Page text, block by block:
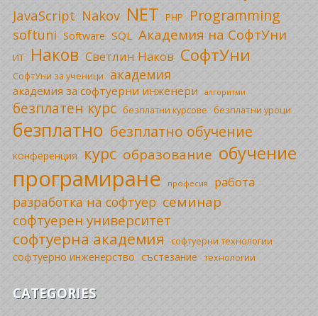
JavaScript Nakov NET PHP Programming
softuni Software SQL Академия на СофтУни
ИТ Наков Светлин Наков СофтУни
СофтУни за ученици академия
академия за софтуерни инженери алгоритми
безплатен курс безплатни курсове безплатни уроци
безплатно безплатно обучение
конференция курс образование обучение
програмиране професия работа
разработка на софтуер семинар
софтуерен университет
софтуерна академия софтуерни технологии
софтуерно инженерство състезание технологии
CATEGORIES